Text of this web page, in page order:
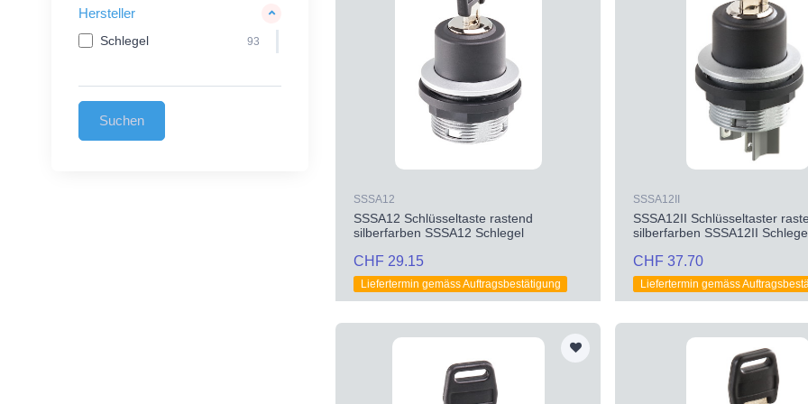
Hersteller
Schlegel 93
SSSA12
SSSA12 Schlüsseltaste rastend
silberfarben SSSA12 Schlegel
CHF 29.15
Liefertermin gemäss Auftragsbestätigung
SSSA12II
SSSA12II Schlüsseltaster
silberfarben SSSA12II
CHF 37.70
Liefertermin gemäss